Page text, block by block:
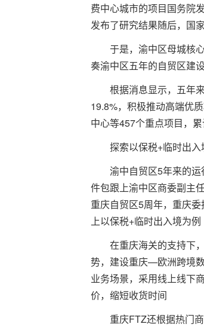
费中心城市的项目国务院
发布了研究结果随后，国
于是，渝中区母城核
奏渝中区五年的自贸区建
根据消息显示，五年
19.8%，积极推动高端优
中心等457个重点项目，
探索以保税+临时出
渝中自贸区5年来的
件包跟上渝中区商委副主
重庆自贸区5周年，重庆
上以保税+临时出入境为例
在重庆海关的支持下
势，建设重庆—欧洲跨境
业务场景，采用线上线下
价，缩短收货时间
重庆FTZ还根据热门